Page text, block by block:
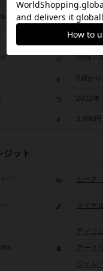
1%: A
2人～6
10分～
8歳から
2022年～
3,300円
ジット
イン ルーク
ク マイケ
アイコ
アーク
ジェム